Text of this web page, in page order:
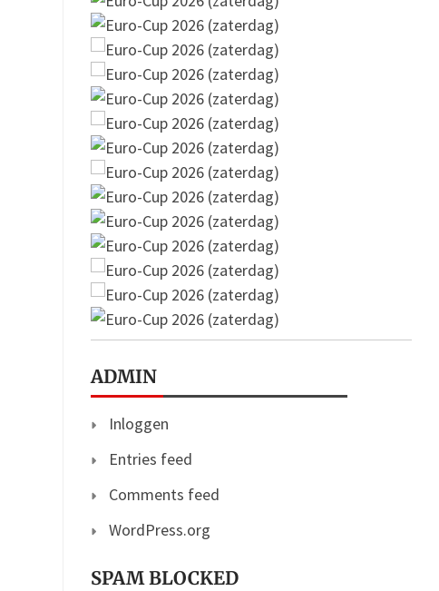
ADMIN
Inloggen
Entries feed
Comments feed
WordPress.org
SPAM BLOCKED